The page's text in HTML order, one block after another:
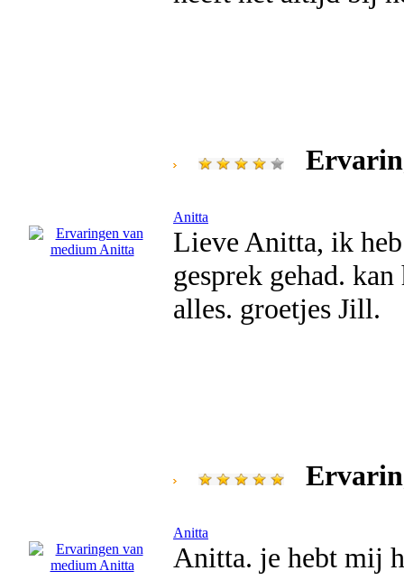
Anitta
Lieve Anitta, ik
gesprek gehad.
alles. groetjes Jill.
Anitta
Anitta. je hebt mij